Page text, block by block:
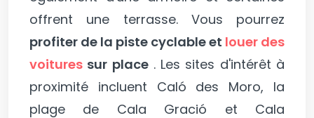
offrent une terrasse. Vous pourrez
profiter de la piste cyclable et louer des
voitures sur place. Les sites d'intérêt à
proximité incluent Caló des Moro, la
plage de Cala Gració et Cala